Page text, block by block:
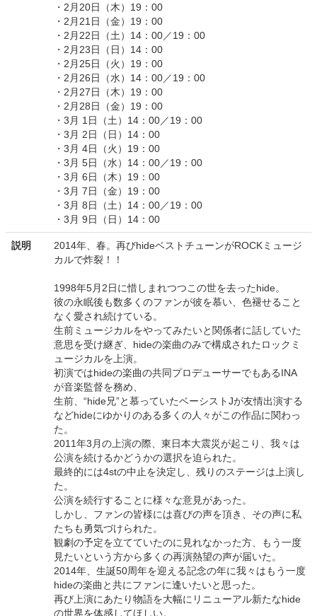
・2月20日（木）19：00
・2月21日（金）19：00
・2月22日（土）14：00／19：00
・2月23日（日）14：00
・2月25日（火）19：00
・2月26日（水）14：00／19：00
・2月27日（木）19：00
・2月28日（金）19：00
・3月 1日（土）14：00／19：00
・3月 2日（日）14：00
・3月 4日（火）19：00
・3月 5日（水）14：00／19：00
・3月 6日（木）19：00
・3月 7日（金）19：00
・3月 8日（土）14：00／19：00
・3月 9日（日）14：00
説明
2014年、春。再びhideベストチューンがROCKミュージ
カルで炸裂！！
1998年5月2日に惜しまれつつこの世を去ったhide。
彼の永眠後も数多くのファンが彼を慕い、色褪せること
なく愛され続けている。
生前ミュージカルをやってみたいと関係者に話していた
意思を受け継ぎ、hideの楽曲のみで構成されたロックミ
ュージカルを上演。
初演ではhideの楽曲の共同プロデューサーでもあるINA
が音楽監督を務め、
生前、“hide兄”と慕っていたベーシストJが友情出演する
などhideにゆかりのある多くの人々がこの作品に関わっ
た。
2011年3月の上演の際、東日本大震災が起こり、我々は
公演を続けるかどうかの選択を迫られた。
最終的には4stの中止を決定し、残りのステージは上演し
た。
公演を続行することに様々な意見があった。
しかし、ファンの皆様には喜びの声を頂き、その声に私
たちも勇気づけられた。
観劇の予定を立てていたのに見れなかった方、もう一度
見たいという方から多くの再演熱望の声が届いた。
2014年、生誕50周年を迎える記念の年に我々はもう一度
hideの楽曲と共にファンに逢いたいと思った。
再び上演にあたり物語を大幅にリニューアル新たなhide
の世界を体感してほしい。